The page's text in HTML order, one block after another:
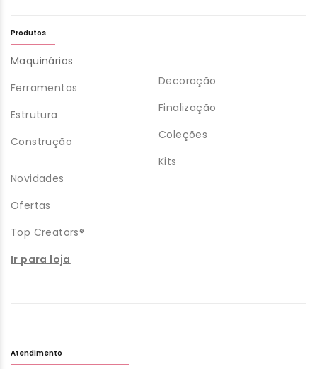
Produtos
Maquinários
Ferramentas
Estrutura
Construção
Decoração
Finalização
Coleções
Kits
Novidades
Ofertas
Top Creators®
Ir para loja
Atendimento